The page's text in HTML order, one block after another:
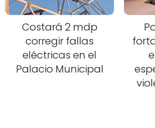
Costará 2 mdp
corregir fallas
eléctricas en el
Palacio Municipal